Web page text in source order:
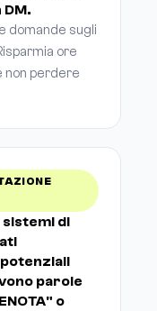
domande sugli
ore
non perdere
sistemi di
parole
o